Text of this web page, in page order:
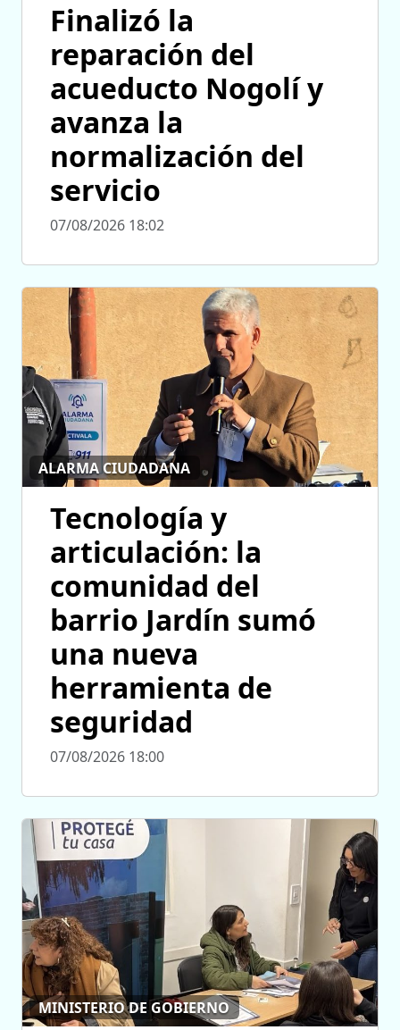
Finalizó la
reparación del
acueducto Nogolí y
avanza la
normalización del
servicio
07/08/2026 18:02
ALARMA CIUDADANA
Tecnología y
articulación: la
comunidad del
barrio Jardín sumó
una nueva
herramienta de
seguridad
07/08/2026 18:00
MINISTERIO DE GOBIERNO